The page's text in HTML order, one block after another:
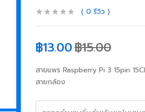
0 รีวิว
฿13.00฿15.00
สายแพร Raspberry Pi 3 15pin
สายกล้อง